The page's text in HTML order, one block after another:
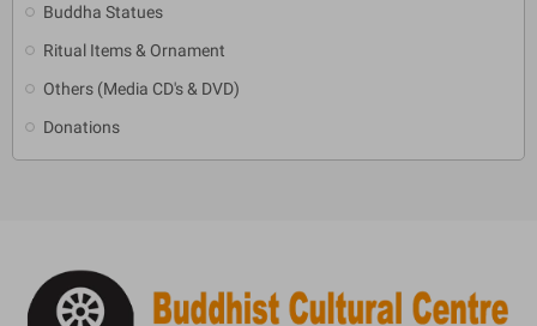
Buddha Statues
Ritual Items & Ornament
Others (Media CD's & DVD)
Donations